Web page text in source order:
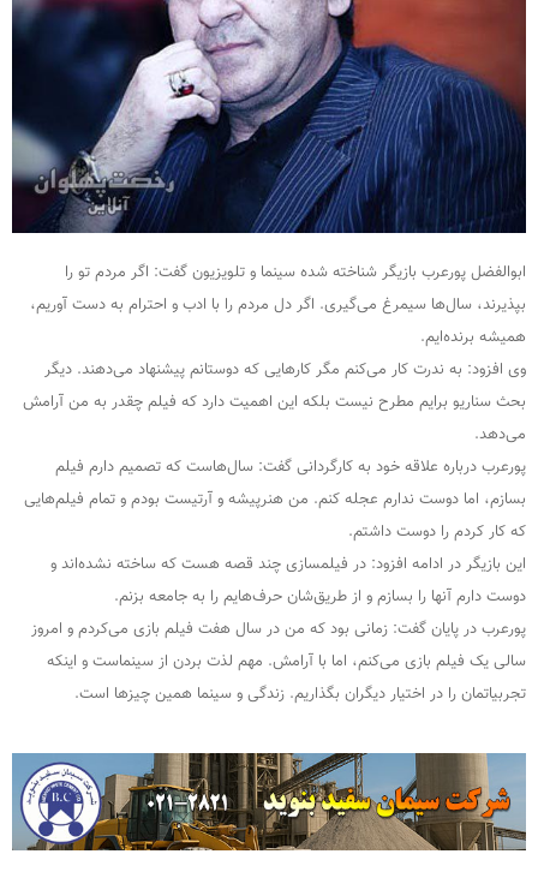
ابوالفضل پورعرب بازیگر شناخته شده سینما و تلویزیون گفت: اگر مردم تو را
بپذیرند، سال‌ها سیمرغ می‌گیری. اگر دل مردم را با ادب و احترام به دست آوریم،
همیشه برنده‌ایم.
وی افزود: به ندرت کار می‌کنم مگر کارهایی که دوستانم پیشنهاد می‌دهند. دیگر
بحث سناریو برایم مطرح نیست بلکه این اهمیت دارد که فیلم چقدر به من آرامش
می‌دهد.
پورعرب درباره علاقه خود به کارگردانی گفت: سال‌هاست که تصمیم دارم فیلم
بسازم، اما دوست ندارم عجله کنم. من هنرپیشه و آرتیست بودم و تمام فیلم‌هایی
که کار کردم را دوست داشتم.
این بازیگر در ادامه افزود: در فیلمسازی چند قصه هست که ساخته نشده‌اند و
دوست دارم آنها را بسازم و از طریق‌شان حرف‌هایم را به جامعه بزنم.
پورعرب در پایان گفت: زمانی بود که من در سال هفت فیلم بازی می‌کردم و امروز
سالی یک فیلم بازی می‌کنم، اما با آرامش. مهم لذت‌ بردن از سینماست و اینکه
تجربیاتمان را در اختیار دیگران بگذاریم. زندگی و سینما همین چیزها است.